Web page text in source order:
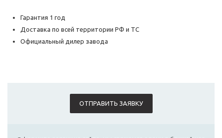
Гарантия 1 год
Доставка по всей территории РФ и ТС
Официальный дилер завода
ОТПРАВИТЬ ЗАЯВКУ